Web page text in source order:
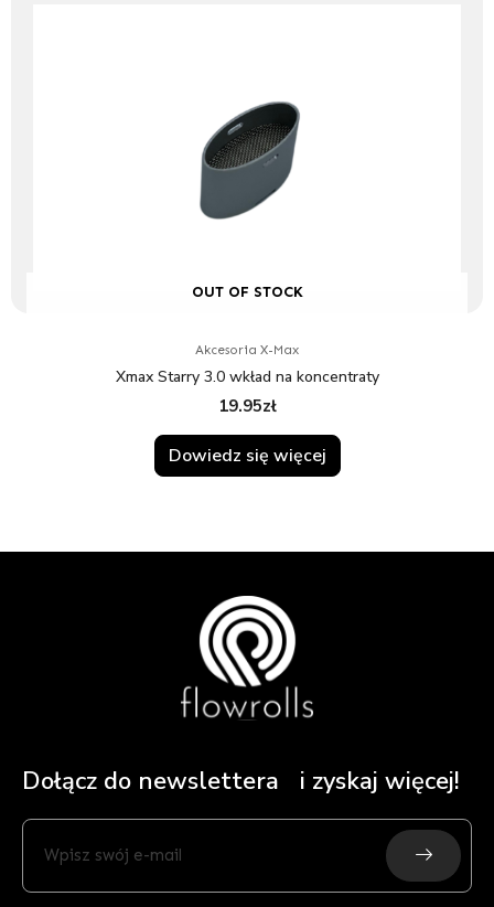
OUT OF STOCK
Akcesoria X-Max
Xmax Starry 3.0 wkład na koncentraty
19.95zł
Dowiedz się więcej
Dołącz do newslettera i zyskaj więcej!
swój
e-
Submit